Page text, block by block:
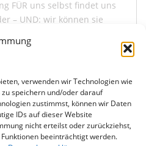
verwenden wir Technologien wie
speichern und/oder darauf
zustimmst, können wir Daten
IDs auf dieser Website
nicht erteilst oder zurückziehst,
beeinträchtigt werden.
FÜR uns selbst findet uns
– UND: wir können sie
zuSelbstliebe (5) – die
FÜR uns selbst findet uns
– UND: wir können sie